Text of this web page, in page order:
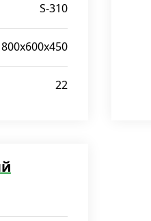
S-310
800x600x450
22